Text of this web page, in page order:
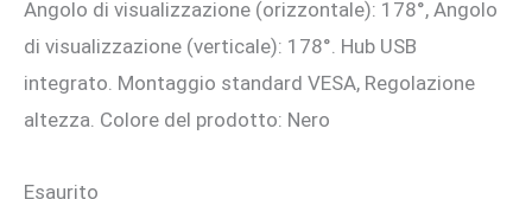
Angolo di visualizzazione (orizzontale): 178°, Angolo
di visualizzazione (verticale): 178°. Hub USB
integrato. Montaggio standard VESA, Regolazione
altezza. Colore del prodotto: Nero
Esaurito